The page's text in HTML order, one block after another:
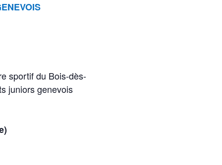
sportif du Bois-dès-
juniors genevois